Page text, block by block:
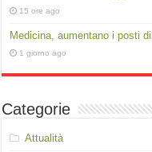
15 ore ago
Medicina, aumentano i posti
1 giorno ago
Categorie
Attualità